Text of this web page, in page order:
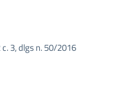
3, dlgs n. 50/2016